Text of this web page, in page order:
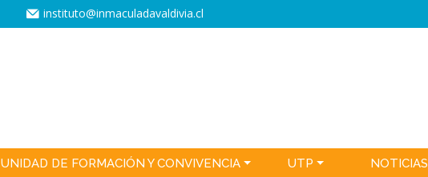
instituto@inmaculadavaldivia.cl
UNIDAD DE FORMACIÓN Y CONVIVENCIA UTP NOTICIAS